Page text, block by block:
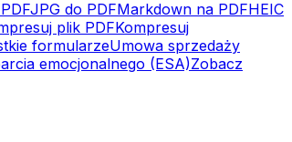
JPG do PDFMarkdown na PDFHEIC
plik PDFKompresuj
formularzeUmowa sprzedaży
emocjonalnego (ESA)Zobacz